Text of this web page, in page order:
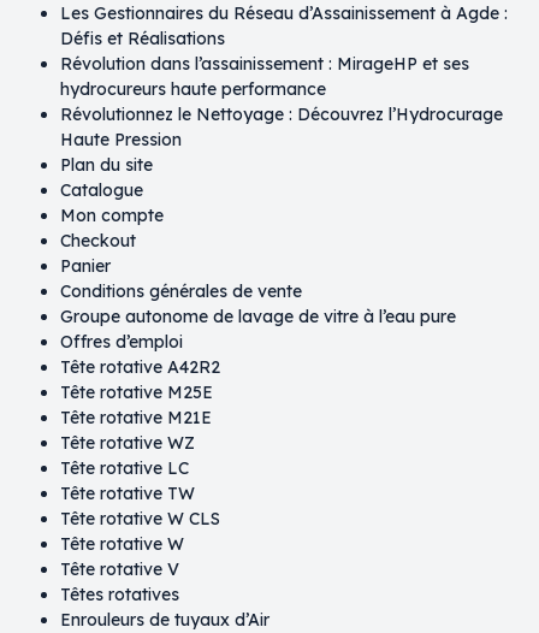
Les Gestionnaires du Réseau d’Assainissement à Agde :
Défis et Réalisations
Révolution dans l’assainissement : MirageHP et ses
hydrocureurs haute performance
Révolutionnez le Nettoyage : Découvrez l’Hydrocurage
Haute Pression
Plan du site
Catalogue
Mon compte
Checkout
Panier
Conditions générales de vente
Groupe autonome de lavage de vitre à l’eau pure
Offres d’emploi
Tête rotative A42R2
Tête rotative M25E
Tête rotative M21E
Tête rotative WZ
Tête rotative LC
Tête rotative TW
Tête rotative W CLS
Tête rotative W
Tête rotative V
Têtes rotatives
Enrouleurs de tuyaux d’Air